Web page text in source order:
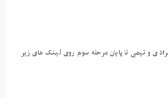
و تیمی تا پایان مرحله سوم روی لینک های زیر